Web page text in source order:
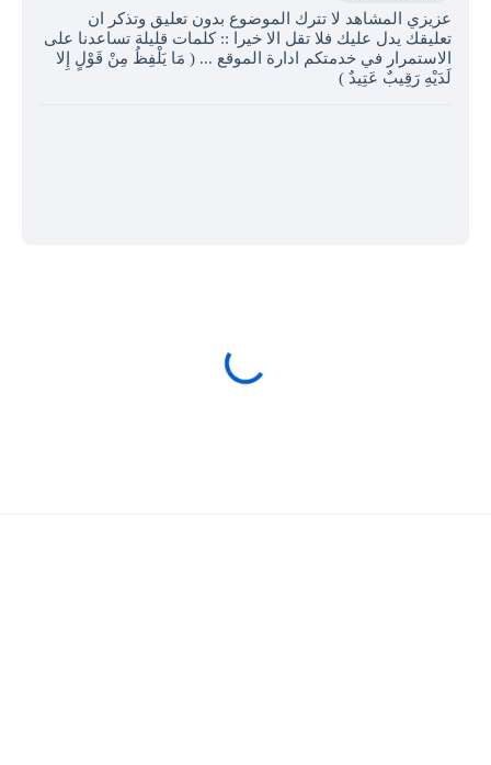
عزيزي المشاهد لا تترك الموضوع بدون تعليق وتذكر ان
تعليقك يدل عليك فلا تقل الا خيرا :: كلمات قليلة تساعدنا على
الاستمرار في خدمتكم ادارة الموقع ... ( مَا يَلْفِظُ مِنْ قَوْلٍ إِلا
لَدَيْهِ رَقِيبٌ عَتِيدٌ )